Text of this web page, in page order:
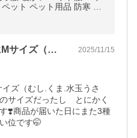
ット ペット用品 防寒 タ
ー ドット柄 水玉 カラフル
冬
Mサイズ（… 2025/11/15
ズ（むし.くま.水玉うさ
サイズだったし　とにかく
❣️商品が届いた日にまた3種
位です🤭